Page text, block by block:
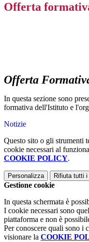
Offerta
Offerta
In questa sezione sono
formativa dell'Istituto e
Notizie
Questo sito o gli strumenti
cookie necessari al
COOKIE POLICY.
Personalizza Rifiuta tutti i
Gestione cookie
In questa schermata è
I cookie necessari sono
piattaforma e non è
Per conoscere quali sono i
visionare la COOKIE